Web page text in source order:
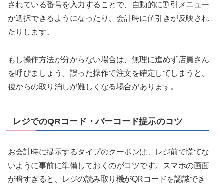
されている番号を入力することで、自動的に割引メニュー
が選択できるようになったり、会計時に値引きが反映され
たりします。
もし操作方法が分からない場合は、無理に進めず店員さん
を呼びましょう。誤った操作で注文を確定してしまうと、
後からの取り消しが難しくなる場合があります。
レジでのQRコード・バーコード提示のコツ
お会計時に提示するタイプのクーポンは、レジ前で慌てな
いように事前に準備しておくのがコツです。スマホの画面
が暗すぎると、レジの読み取り機がQRコードを認識でき